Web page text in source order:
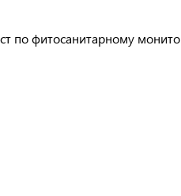
по фитосанитарному